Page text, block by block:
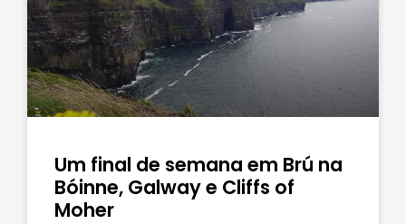
Um final de semana em Brú na
Bóinne, Galway e Cliffs of
Moher